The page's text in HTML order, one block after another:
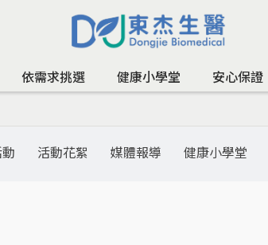
依需求挑選 健康小學堂 安心保證
活動花絮 媒體報導 健康小學堂